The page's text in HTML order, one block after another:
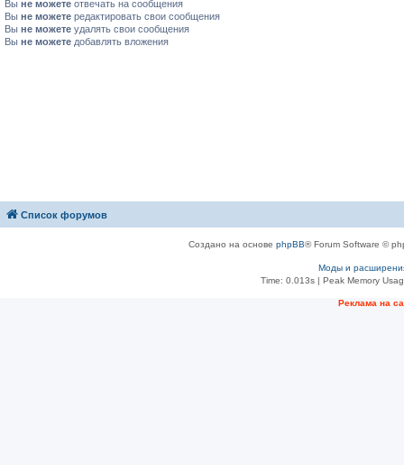
Вы не можете отвечать на сообщения
Вы не можете редактировать свои сообщения
Вы не можете удалять свои сообщения
Вы не можете добавлять вложения
Список форумов
Создано на основе phpBB® Forum Software ©
Моды и
Time: 0.013s| Peak Memory
Рeклама на